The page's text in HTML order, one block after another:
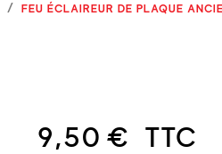
FEU ÉCLAIREUR DE PLAQUE
9,50 € TTC